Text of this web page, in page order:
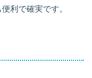
利で確実です。